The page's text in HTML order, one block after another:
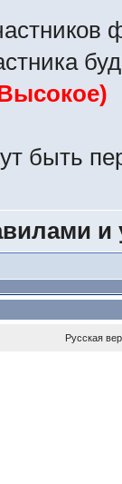
быть
Русская